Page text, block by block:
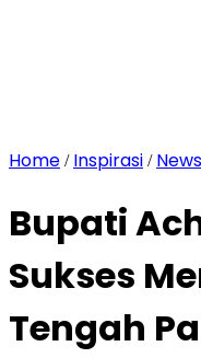
Home / Inspirasi / News
Bupati
Sukses
Tengah